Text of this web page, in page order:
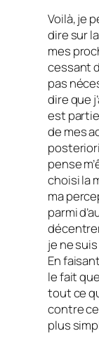
Voilà, je
dire sur
mes
cessant
pas
dire que
est
de mes
pense
choisi la
ma
parmi
je ne
En
le fait
tout ce
contre
plus